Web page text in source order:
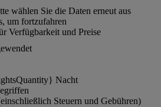
wählen Sie die Daten erneut aus
um fortzufahren
Verfügbarkeit und Preise
Nacht
Steuern und Gebühren)